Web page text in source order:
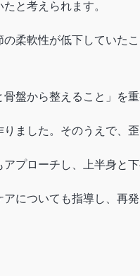
と考えられます。
柔軟性が低下していた
盤から整えること」を
ました。そのうえで、
プローチし、上半身と
についても指導し、再